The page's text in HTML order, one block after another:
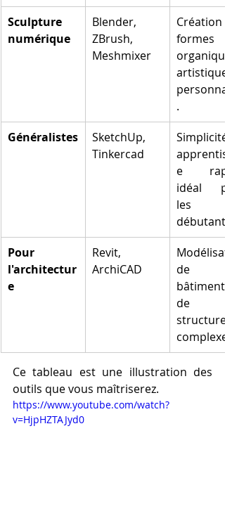
Sculpture
numérique
Blender,
ZBrush,
Meshmixer
formes
.
Généralistes
SketchUp,
Tinkercad
Simplicité,
e
idéal
les
Pour
l'architectur
e
Revit,
ArchiCAD
de
bâtiments,
de
structures
Ce tableau est une illustration des
outils que vous maîtriserez.
https://www.youtube.com/watch?
v=HjpHZTAJyd0